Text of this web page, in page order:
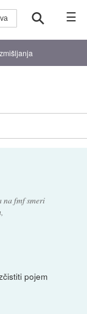
☰
na fmf smeri
pojem